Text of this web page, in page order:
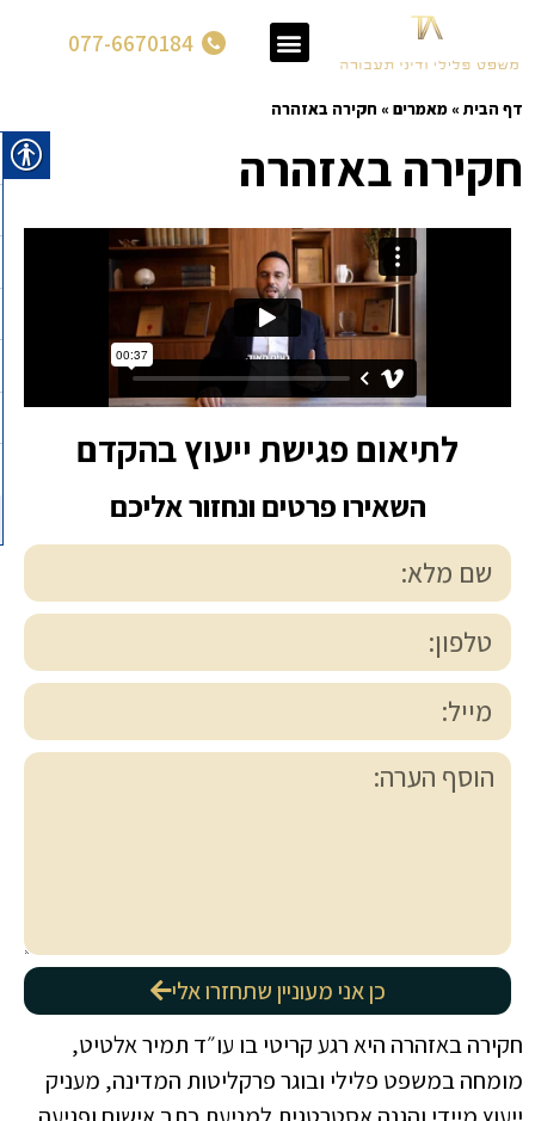
077-6670184
דף הבית » מאמרים » חקירה באזהרה
חקירה באזהרה
לתיאום פגישת ייעוץ בהקדם
השאירו פרטים ונחזור אליכם
כן אני מעוניין שתחזרו אלי
חקירה באזהרה היא רגע קריטי בו עו״ד תמיר אלטיט,
מומחה במשפט פלילי ובוגר פרקליטות המדינה, מעניק